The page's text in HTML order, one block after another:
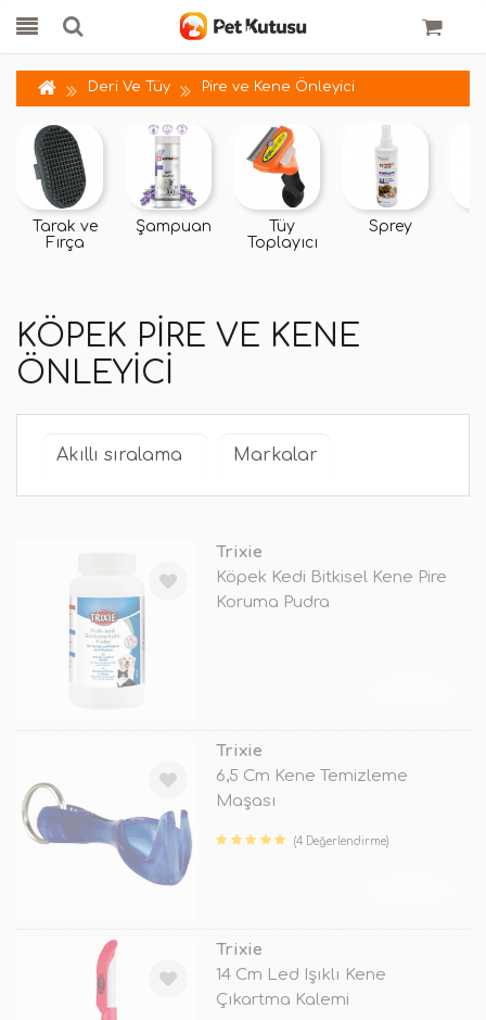
Deri Ve Tüy Pire ve Kene Önleyici
Tarak ve
Fırça
Şampuan
Tüy
Toplayıcı
Sprey
KÖPEK PIRE VE KENE
ÖNLEYICI
Trixie
Köpek Kedi Bitkisel Kene Pire
Koruma Pudra
Trixie
6,5 Cm Kene Temizleme
Maşası
(4 Değerlendirme)
Trixie
14 Cm Led Işıklı Kene
Çıkartma Kalemi